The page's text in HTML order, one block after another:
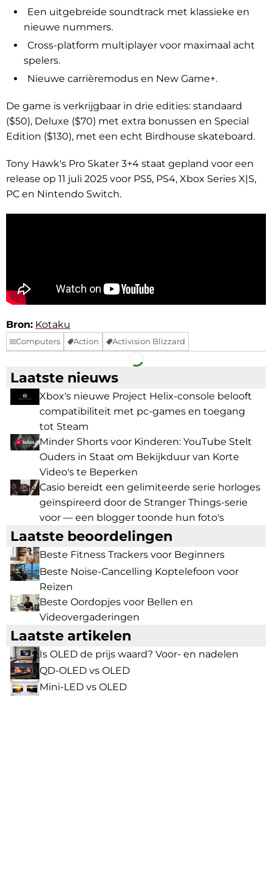
Een uitgebreide soundtrack met klassieke en
nieuwe nummers.
Cross-platform multiplayer voor maximaal acht
spelers.
Nieuwe carrièremodus en New Game+.
De game is verkrijgbaar in drie edities: standaard
($50), Deluxe ($70) met extra bonussen en Special
Edition ($130), met een echt Birdhouse skateboard.
Tony Hawk's Pro Skater 3+4 staat gepland voor een
release op 11 juli 2025 voor PS5, PS4, Xbox Series X|S,
PC en Nintendo Switch.
Bron: Kotaku
Computers Action Activision Blizzard
Facebook Telegram
Laatste nieuws
Xbox's nieuwe Project Helix-console belooft
compatibiliteit met pc-games en toegang
tot Steam
Minder Shorts voor Kinderen: YouTube Stelt
Ouders in Staat om Bekijkduur van Korte
Video's te Beperken
Casio bereidt een gelimiteerde serie horloges
geïnspireerd door de Stranger Things-serie
voor — een blogger toonde hun foto's
Laatste beoordelingen
Beste Fitness Trackers voor Beginners
Beste Noise-Cancelling Koptelefoon voor
Reizen
Beste Oordopjes voor Bellen en
Videovergaderingen
Laatste artikelen
Is OLED de prijs waard? Voor- en nadelen
QD-OLED vs OLED
Mini-LED vs OLED